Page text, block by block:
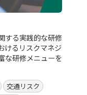
する実践的な研修
けるリスクマネジ
な研修メニューを
交通リスク